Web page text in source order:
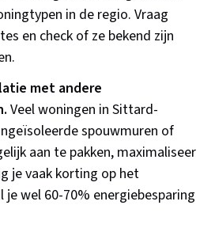
in de regio. Vraag
en check of ze bekend zijn
met andere
Veel woningen in Sittard-
spouwmuren of
aan te pakken, maximaliseer
je vaak korting op het
wel 60-70% energiebesparing